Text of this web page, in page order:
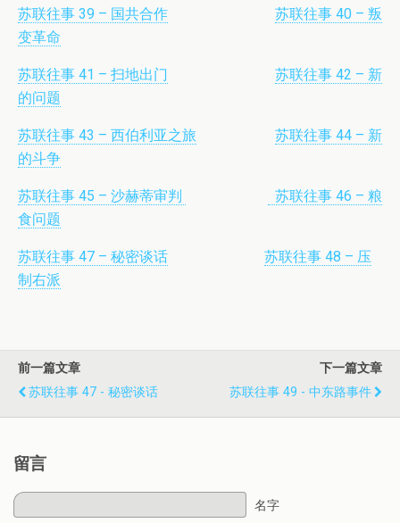
苏联往事 39 – 国共合作
苏联往事 40 – 叛
变革命
苏联往事 41 – 扫地出门
苏联往事 42 – 新
的问题
苏联往事 43 – 西伯利亚之旅
苏联往事 44 – 新
的斗争
苏联往事 45 – 沙赫蒂审判
苏联往事 46 – 粮
食问题
苏联往事 47 – 秘密谈话
苏联往事 48 – 压
制右派
前一篇文章
苏联往事 47 - 秘密谈话
下一篇文章
苏联往事 49 - 中东路事件
留言
名字